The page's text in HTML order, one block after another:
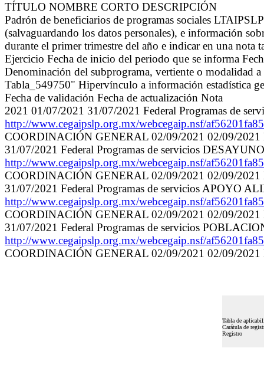
TÍTULO NOMBRE CORTO DESCRIPCIÓN
Padrón de beneficiarios de programas sociales
(salvaguardando los datos personales), e información
durante el primer trimestre del año e indicar en una nota
Ejercicio Fecha de inicio del periodo que se informa
Denominación del subprograma, vertiente o modalidad
Tabla_549750" Hipervínculo a información estadística
Fecha de validación Fecha de actualización Nota
2021 01/07/2021 31/07/2021 Federal Programas de
http://www.cegaipslp.org.mx/webcegaip.nsf/
COORDINACIÓN GENERAL 02/09/2021 02/09/2021
31/07/2021 Federal Programas de servicios
http://www.cegaipslp.org.mx/webcegaip.nsf/
COORDINACIÓN GENERAL 02/09/2021 02/09/2021
31/07/2021 Federal Programas de servicios APOYO
http://www.cegaipslp.org.mx/webcegaip.nsf/
COORDINACIÓN GENERAL 02/09/2021 02/09/2021
31/07/2021 Federal Programas de servicios
http://www.cegaipslp.org.mx/webcegaip.nsf/
COORDINACIÓN GENERAL 02/09/2021 02/09/2021
Tabla de
Carátula de
Registro